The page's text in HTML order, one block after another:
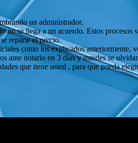
un administrador.
no se llega a un acuerdo. Estos
reparte el precio.
como los explicados anteriormente,
notario en 3 días y ustedes se
que tiene usted , para que pueda